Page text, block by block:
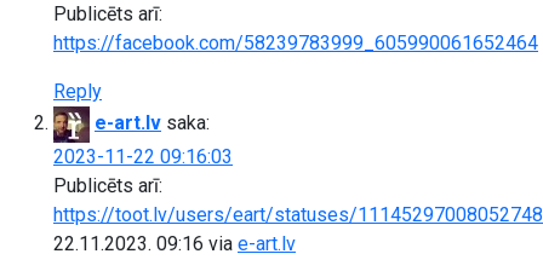
Publicēts arī:
https://facebook.com/58239783999_605990061652464
Reply
e-art.lv saka:
2023-11-22 09:16:03
Publicēts arī:
https://toot.lv/users/eart/statuses/
22.11.2023. 09:16 via e-art.lv